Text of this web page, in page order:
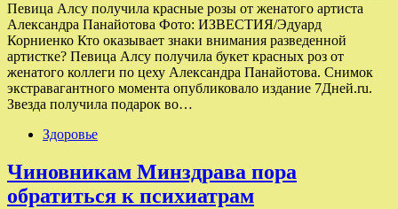
Певица Алсу получила красные розы от женатого артиста
Александра Панайотова Фото: ИЗВЕСТИЯ/Эдуард
Корниенко Кто оказывает знаки внимания разведенной
артистке? Певица Алсу получила букет красных роз от
женатого коллеги по цеху Александра Панайотова. Снимок
экстравагантного момента опубликовало издание 7Дней.ru.
Звезда получила подарок во…
Здоровье
Чиновникам Минздрава пора
обратиться к психиатрам